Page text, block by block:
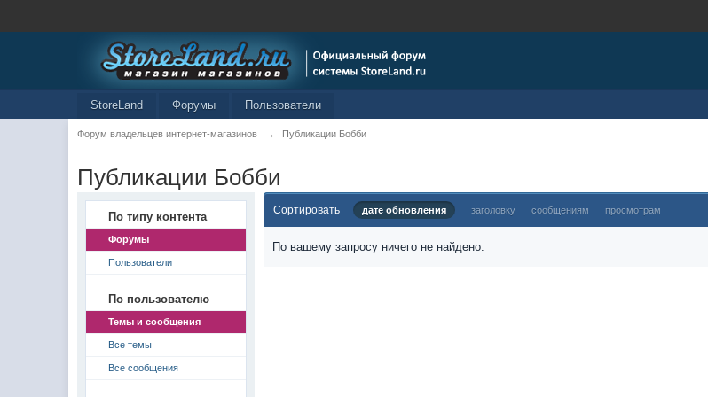
StoreLand Форумы Пользователи
Форум владельцев интернет-магазинов → Публикации Бобби
Публикации Бобби
По типу контента
Форумы
Пользователи
По пользователю
Темы и сообщения
Все темы
Все сообщения
Сортировать дате обновления заголовку сообщениям просмотрам
По вашему запросу ничего не найдено.